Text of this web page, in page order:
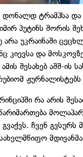
დონალდ ტრამპსა და
პუტინს შორის
უკრაინაში
კიევსა და
შესახებ აშშ-ის
ჟურნალისტებს
რა არის
ჩვენ გვსურს